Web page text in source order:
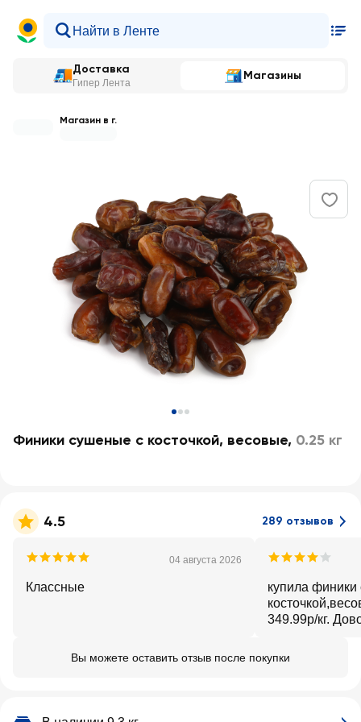
Доставка
Гипер Лента
Магазины
Магазин в г.
Финики сушеные с косточкой, весовые, 0.25 кг
4.5 289 отзывов
04 августа 2026
Классные
купила
349.99р/кг.
Вы можете оставить отзыв после покупки